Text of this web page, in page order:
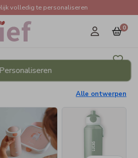
volledig te personaliseren
0
Personaliseren
Alle ontwerpen